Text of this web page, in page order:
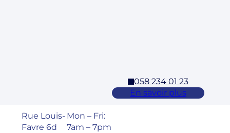
Rue Louis-
Favre 6d
Mon – Fri:
7am – 7pm
058 234 01 23
En savoir plus